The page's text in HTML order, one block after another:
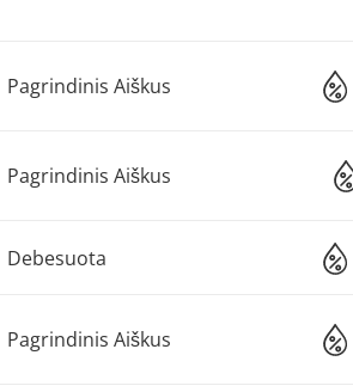
Pagrindinis Aiškus
Pagrindinis Aiškus
Debesuota
Pagrindinis Aiškus